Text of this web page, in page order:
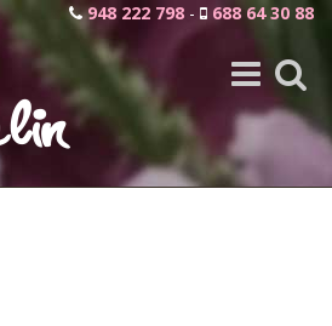
948 222 798 - 688 64 30 88
Toggle
search
Toggle
navigation